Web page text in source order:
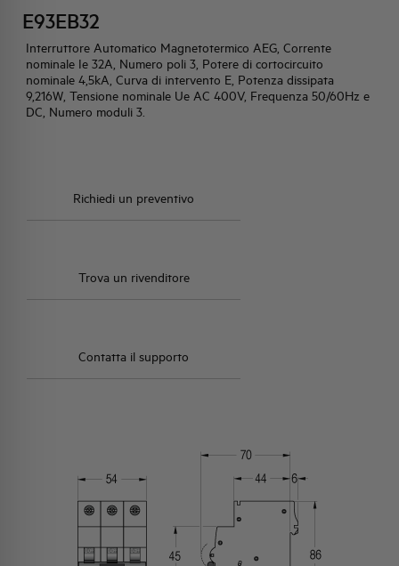
E93EB32
Interruttore Automatico Magnetotermico AEG, Corrente
nominale Ie 32A, Numero poli 3, Potere di cortocircuito
nominale 4,5kA, Curva di intervento E, Potenza dissipata
9,216W, Tensione nominale Ue AC 400V, Frequenza 50/60Hz e
DC, Numero moduli 3.
Richiedi un preventivo
Trova un rivenditore
Contatta il supporto